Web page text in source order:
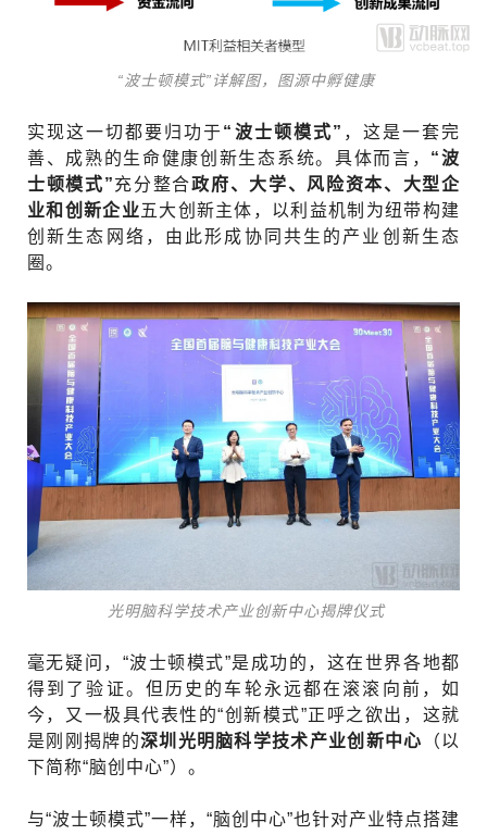
“波士顿模式”详解图，图源中孵健康
实现这一切都要归功于“波士顿模式” ，这是一套完
善、成熟的生命健康创新生态系统。具体而言， “波
士顿模式”充分整合政府、大学、风险资本、大型企
业和创新企业五大创新主体，以利益机制为纽带构建
创新生态网络，由此形成协同共生的产业创新生态
圈。
光明脑科学技术产业创新中心揭牌仪式
毫无疑问，“波士顿模式”是成功的，这在世界各地都
得到了验证。但历史的车轮永远都在滚滚向前，如
今，又一极具代表性的“创新模式”正呼之欲出，这就
是刚刚揭牌的深圳光明脑科学技术产业创新中心
（以
下简称“脑创中心”）。
与“波士顿模式”一样，“脑创中心”也针对产业特点搭建